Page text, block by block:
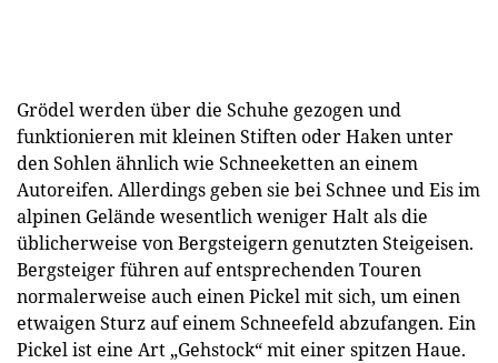
Grödel werden über die Schuhe gezogen und
funktionieren mit kleinen Stiften oder Haken unter
den Sohlen ähnlich wie Schneeketten an einem
Autoreifen. Allerdings geben sie bei Schnee und Eis im
alpinen Gelände wesentlich weniger Halt als die
üblicherweise von Bergsteigern genutzten Steigeisen.
Bergsteiger führen auf entsprechenden Touren
normalerweise auch einen Pickel mit sich, um einen
etwaigen Sturz auf einem Schneefeld abzufangen. Ein
Pickel ist eine Art „Gehstock“ mit einer spitzen Haue.